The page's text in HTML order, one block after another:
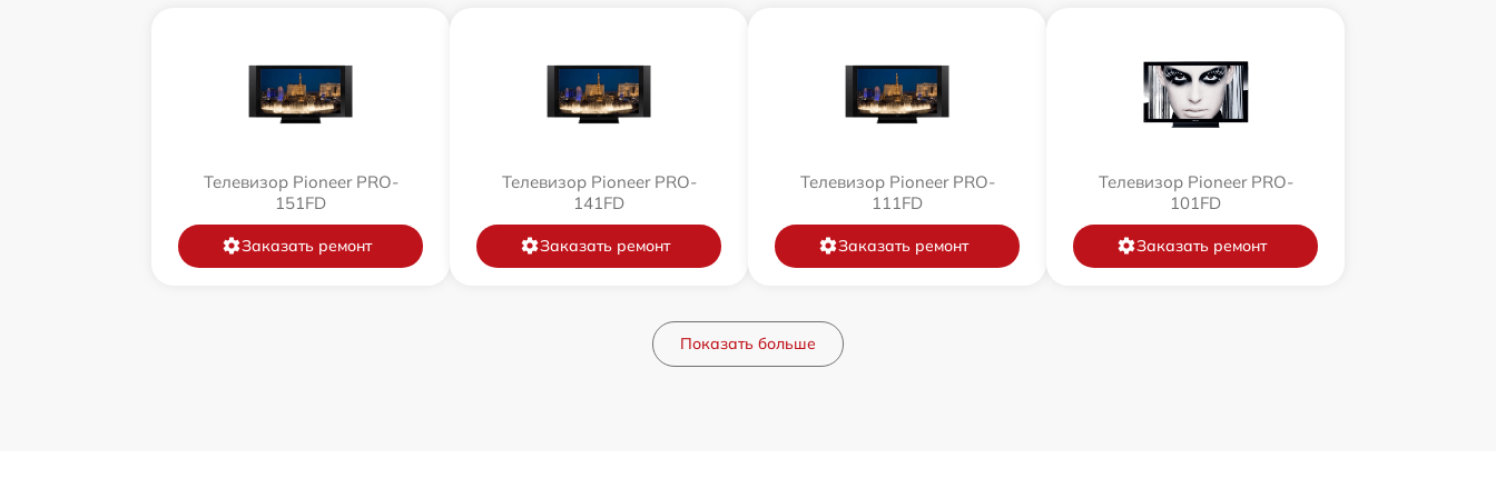
Телевизор Pioneer PRO-
151FD
Заказать ремонт
Телевизор Pioneer PRO-
141FD
Заказать ремонт
Телевизор Pioneer PRO-
111FD
Заказать ремонт
Телевизор Pioneer PRO-
101FD
Заказать ремонт
Показать больше